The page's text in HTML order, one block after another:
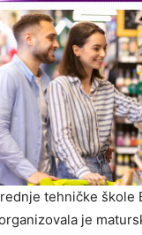
tehničke škole
je